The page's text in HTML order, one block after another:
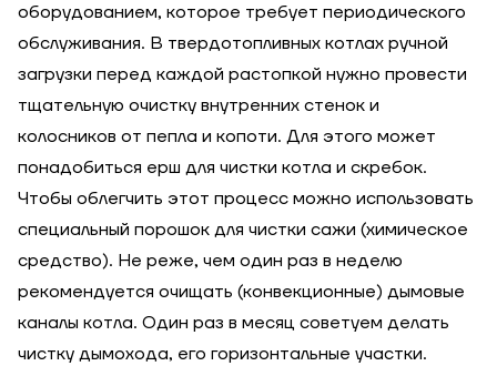
оборудованием, которое требует периодического
обслуживания. В твердотопливных котлах ручной
загрузки перед каждой растопкой нужно провести
тщательную очистку внутренних стенок и
колосников от пепла и копоти. Для этого может
понадобиться ерш для чистки котла и скребок.
Чтобы облегчить этот процесс можно использовать
специальный порошок для чистки сажи (химическое
средство). Не реже, чем один раз в неделю
рекомендуется очищать (конвекционные) дымовые
каналы котла. Один раз в месяц советуем делать
чистку дымохода, его горизонтальные участки.